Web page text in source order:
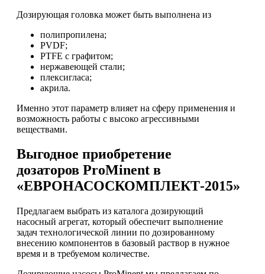
Дозирующая головка может быть выполнена из
полипропилена;
PVDF;
PTFE с графитом;
нержавеющей стали;
плексигласа;
акрила.
Именно этот параметр влияет на сферу применения и
возможность работы с высоко агрессивными
веществами.
Выгодное приобретение
дозаторов ProMinent в
«ЕВРОНАСОСКОМПЛЕКТ-2015»
Предлагаем выбрать из каталога дозирующий
насосный агрегат, который обеспечит выполнение
задач технологической линии по дозированному
внесению компонентов в базовый раствор в нужное
время и в требуемом количестве.